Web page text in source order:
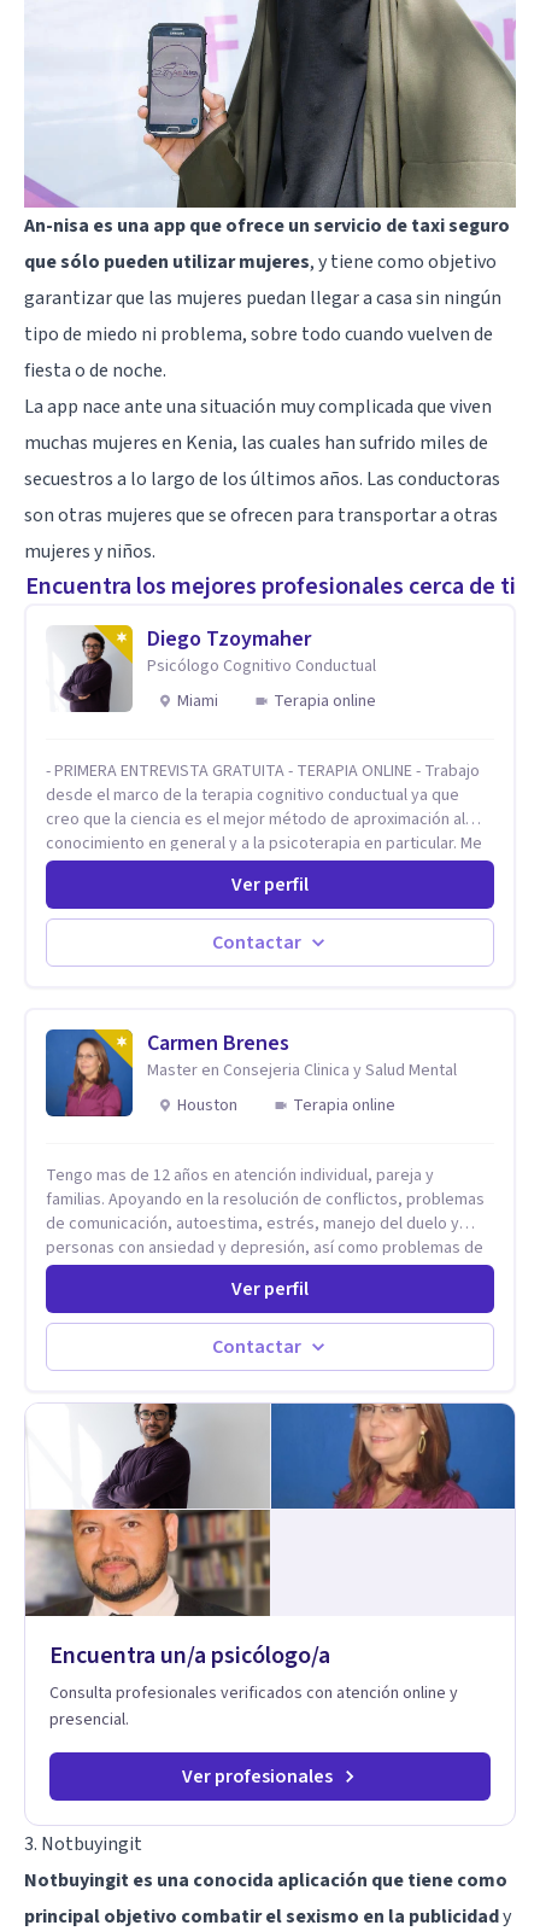
An-nisa es una app que ofrece un servicio de taxi seguro
que sólo pueden utilizar mujeres, y tiene como objetivo
garantizar que las mujeres puedan llegar a casa sin ningún
tipo de miedo ni problema, sobre todo cuando vuelven de
fiesta o de noche.
La app nace ante una situación muy complicada que viven
muchas mujeres en Kenia, las cuales han sufrido miles de
secuestros a lo largo de los últimos años. Las conductoras
son otras mujeres que se ofrecen para transportar a otras
mujeres y niños.
Encuentra los mejores profesionales cerca de ti
Diego Tzoymaher
Psicólogo Cognitivo Conductual
Miami
Terapia online
- PRIMERA ENTREVISTA GRATUITA - TERAPIA ONLINE - Trabajo
desde el marco de la terapia cognitivo conductual ya que
creo que la ciencia es el mejor método de aproximación al
conocimiento en general y a la psicoterapia en particular. Me
interesan los procesos de cambio conductual por los que una
persona pueda alcanzar sus objetivos, transitando,
aceptando y modificando sus patrones cognitivos y
emocionales. Abordo patologías específicas como trastornos
de ansiedad y del ánimo, y también crisis vitales y procesos
Ver perfil
Contactar
Carmen Brenes
Master en Consejeria Clinica y Salud Mental
Houston
Terapia online
Tengo mas de 12 años en atención individual, pareja y
familias. Apoyando en la resolución de conflictos, problemas
de comunicación, autoestima, estrés, manejo del duelo y
personas con ansiedad y depresión, así como problemas de
conducta y comportamiento. Desarrollo de personas
Estableciendo metas a corto y largo plazo, es vital para la
vida de cada uno tener su propia vision.
Ver perfil
Contactar
Encuentra un/a psicólogo/a
Consulta profesionales verificados con atención online y
presencial.
Ver profesionales
3. Notbuyingit
Notbuyingit es una conocida aplicación que tiene como
principal objetivo combatir el sexismo en la publicidady